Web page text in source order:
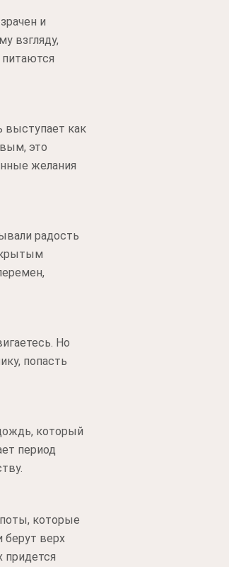
и
взгляду,
выступает как
это
желания
радость
Но
попасть
который
период
которые
берут верх
придется